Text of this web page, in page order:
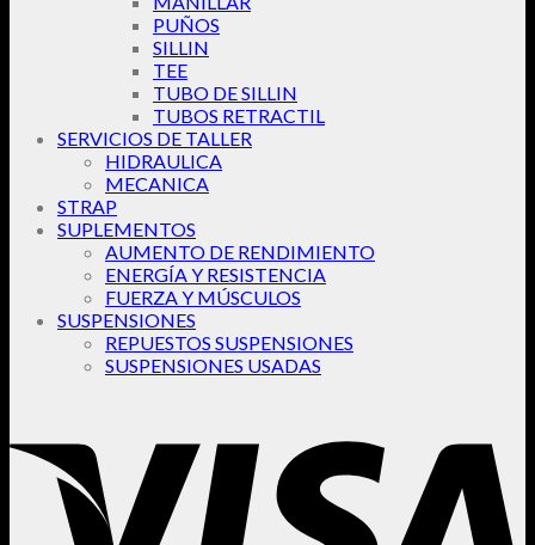
PUÑOS
SILLIN
TEE
TUBO DE SILLIN
TUBOS RETRACTIL
SERVICIOS DE TALLER
HIDRAULICA
MECANICA
STRAP
SUPLEMENTOS
AUMENTO DE RENDIMIENTO
ENERGÍA Y RESISTENCIA
FUERZA Y MÚSCULOS
SUSPENSIONES
REPUESTOS SUSPENSIONES
SUSPENSIONES USADAS